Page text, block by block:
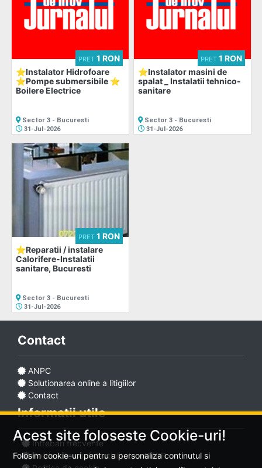
⭐Instalator Hidrofoare
⭐Pompe submersibile ⭐
Boilere Electrice
PRET1 RON
Sector 3 - Bucuresti
31-Jul-2026
⭐Instalator masini de
spalat _ Instalatii tehnico-
sanitare
PRET1 RON
Sector 3 - Bucuresti
31-Jul-2026
⭐Reparatii / instalare
Calorifere-Instalatii
sanitare, Bucuresti
PRET1 RON
Sector 3 - Bucuresti
31-Jul-2026
Contact
ANPC
Solutionarea online a litigiilor
Contact
Informatii utile
Intrebari frecvente
Politica de confidentialitate - GDPR
Acest site foloseste Cookie-uri!
Folosim cookie-uri pentru a personaliza continutul si